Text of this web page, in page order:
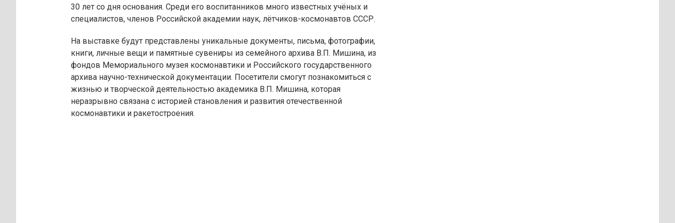
30 лет со дня основания. Среди его воспитанников много известных учёных и
специалистов, членов Российской академии наук, лётчиков-космонавтов СССР.
На выставке будут представлены уникальные документы, письма, фотографии,
книги, личные вещи и памятные сувениры из семейного архива В.П. Мишина, из
фондов Мемориального музея космонавтики и Российского государственного
архива научно-технической документации. Посетители смогут познакомиться с
жизнью и творческой деятельностью академика В.П. Мишина, которая
неразрывно связана с историей становления и развития отечественной
космонавтики и ракетостроения.